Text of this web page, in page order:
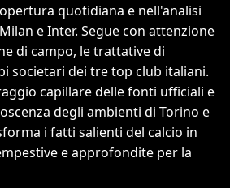
quotidiana e nell'analisi
e Inter. Segue con attenzione
di campo, le trattative di
societari dei tre top club italiani.
capillare delle fonti ufficiali e
degli ambienti di Torino e
i fatti salienti del calcio in
e approfondite per la